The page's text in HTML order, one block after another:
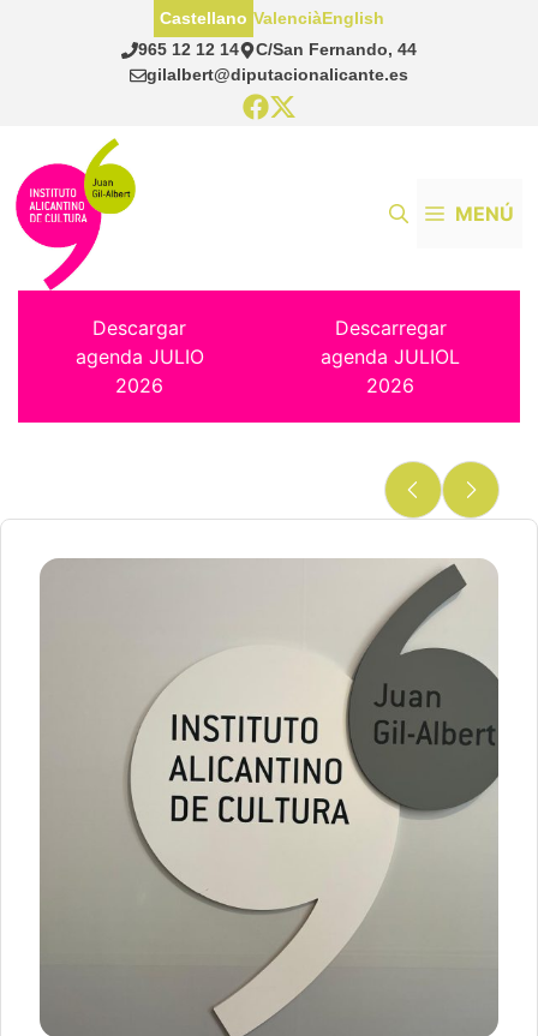
965 12 12 14
C/San Fernando, 44
gilalbert@diputacionalicante.es
Castellano ValenciàEnglish
MENÚ
Descargar
agenda JULIO
2026
Descarregar
agenda JULIOL
2026